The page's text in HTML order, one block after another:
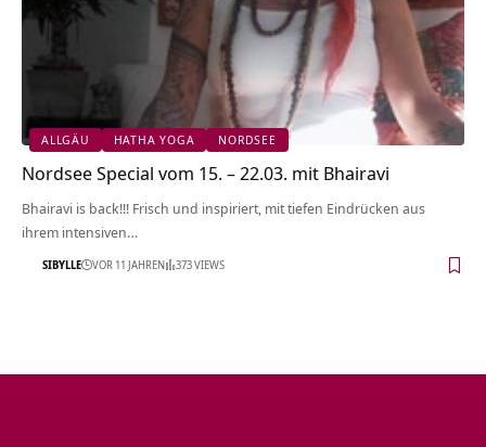
ALLGÄU HATHA YOGA NORDSEE
Nordsee Special vom 15. – 22.03. mit Bhairavi
Bhairavi is back!!! Frisch und inspiriert, mit tiefen Eindrücken aus
ihrem intensiven…
SIBYLLE VOR 11 JAHREN 373 VIEWS